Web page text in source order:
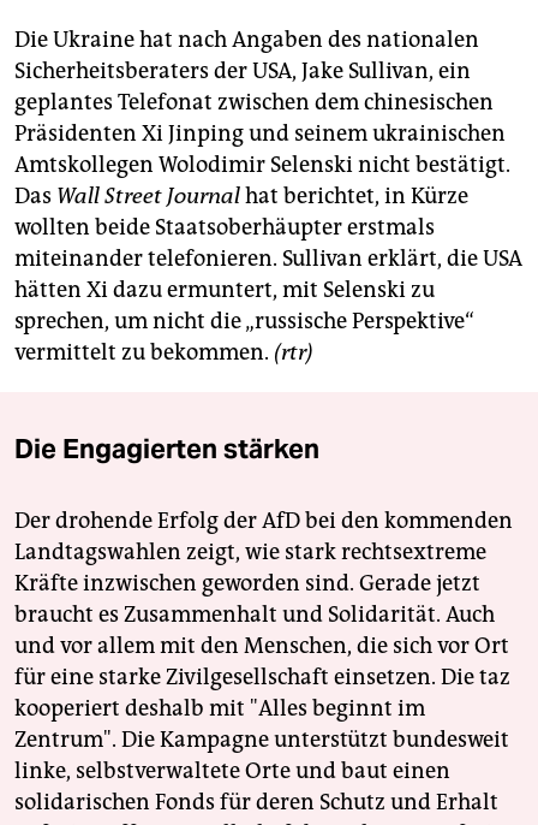
Die Ukraine hat nach Angaben des nationalen
Sicherheitsberaters der USA, Jake Sullivan, ein
geplantes Telefonat zwischen dem chinesischen
Präsidenten Xi Jinping und seinem ukrainischen
Amtskollegen Wolodimir Selenski nicht bestätigt.
Das Wall Street Journalhat berichtet, in Kürze
wollten beide Staatsoberhäupter erstmals
miteinander telefonieren. Sullivan erklärt, die USA
hätten Xi dazu ermuntert, mit Selenski zu
sprechen, um nicht die „russische Perspektive“
vermittelt zu bekommen. (rtr)
Die Engagierten stärken
Der drohende Erfolg der AfD bei den kommenden
Landtagswahlen zeigt, wie stark rechtsextreme
Kräfte inzwischen geworden sind. Gerade jetzt
braucht es Zusammenhalt und Solidarität. Auch
und vor allem mit den Menschen, die sich vor Ort
für eine starke Zivilgesellschaft einsetzen. Die taz
kooperiert deshalb mit "Alles beginnt im
Zentrum". Die Kampagne unterstützt bundesweit
linke, selbstverwaltete Orte und baut einen
solidarischen Fonds für deren Schutz und Erhalt